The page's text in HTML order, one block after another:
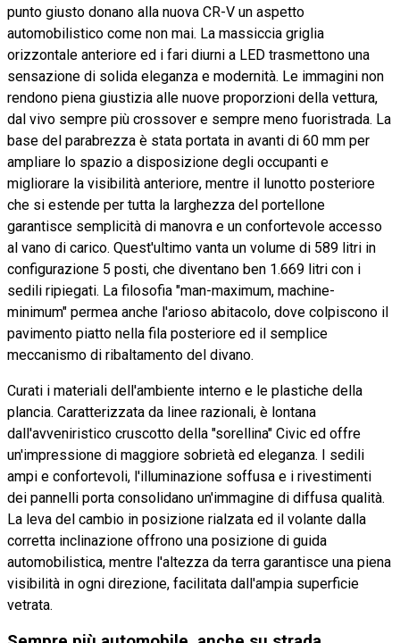
punto giusto donano alla nuova CR-V un aspetto
automobilistico come non mai. La massiccia griglia
orizzontale anteriore ed i fari diurni a LED trasmettono una
sensazione di solida eleganza e modernità. Le immagini non
rendono piena giustizia alle nuove proporzioni della vettura,
dal vivo sempre più crossover e sempre meno fuoristrada. La
base del parabrezza è stata portata in avanti di 60 mm per
ampliare lo spazio a disposizione degli occupanti e
migliorare la visibilità anteriore, mentre il lunotto posteriore
che si estende per tutta la larghezza del portellone
garantisce semplicità di manovra e un confortevole accesso
al vano di carico. Quest'ultimo vanta un volume di 589 litri in
configurazione 5 posti, che diventano ben 1.669 litri con i
sedili ripiegati. La filosofia "man-maximum, machine-
minimum" permea anche l'arioso abitacolo, dove colpiscono il
pavimento piatto nella fila posteriore ed il semplice
meccanismo di ribaltamento del divano.
Curati i materiali dell'ambiente interno e le plastiche della
plancia. Caratterizzata da linee razionali, è lontana
dall'avveniristico cruscotto della "sorellina" Civic ed offre
un'impressione di maggiore sobrietà ed eleganza. I sedili
ampi e confortevoli, l'illuminazione soffusa e i rivestimenti
dei pannelli porta consolidano un'immagine di diffusa qualità.
La leva del cambio in posizione rialzata ed il volante dalla
corretta inclinazione offrono una posizione di guida
automobilistica, mentre l'altezza da terra garantisce una piena
visibilità in ogni direzione, facilitata dall'ampia superficie
vetrata.